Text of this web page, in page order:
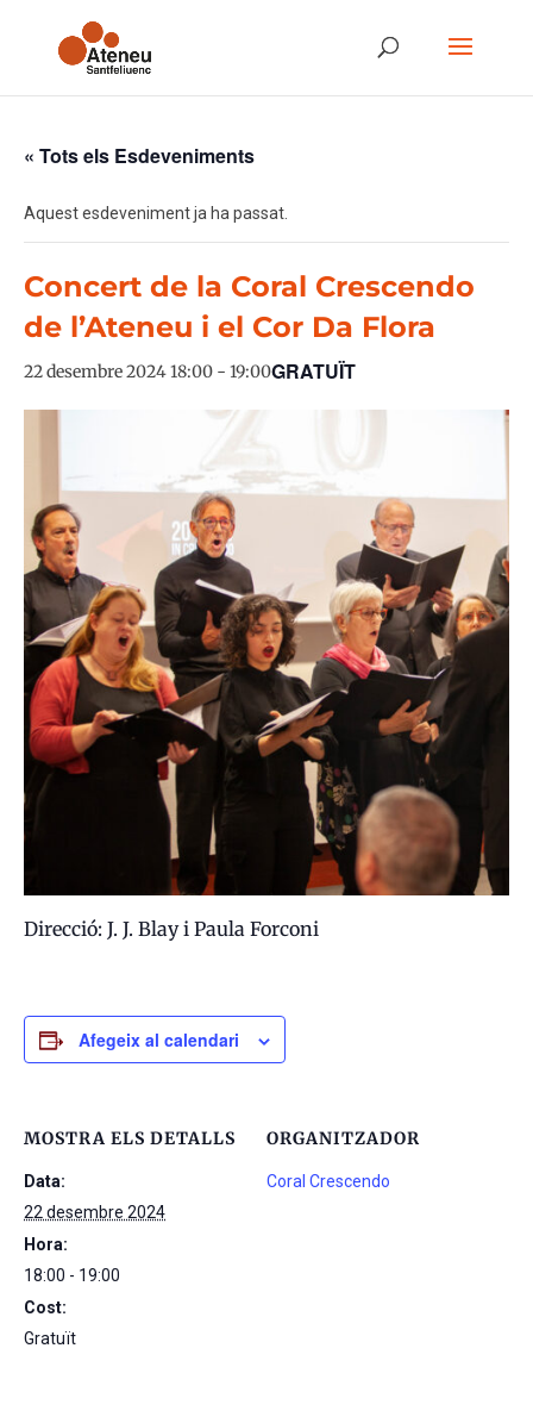
« Tots els Esdeveniments
Aquest esdeveniment ja ha passat.
Concert de la Coral Crescendo
de l’Ateneu i el Cor Da Flora
22 desembre 2024 18:00 - 19:00GRATUÏT
Direcció: J. J. Blay i Paula Forconi
Afegeix al calendari
MOSTRA ELS DETALLS
Data:
22 desembre 2024
Hora:
18:00 - 19:00
Cost:
Gratuït
ORGANITZADOR
Coral Crescendo